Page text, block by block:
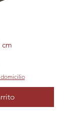
cm
domicilio